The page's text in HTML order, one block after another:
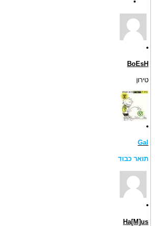
BoEsH
טירון
Gal
תואר כבוד
Ha[M]us